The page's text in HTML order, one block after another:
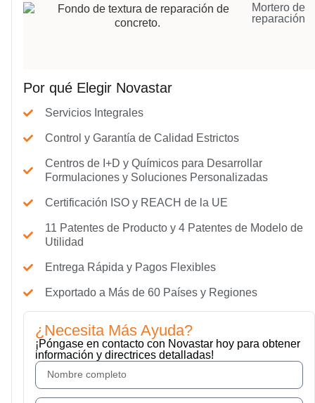
Mortero de
reparación
Por qué Elegir Novastar
Servicios Integrales
Control y Garantía de Calidad Estrictos
Centros de I+D y Químicos para Desarrollar
Formulaciones y Soluciones Personalizadas
Certificación ISO y REACH de la UE
11 Patentes de Producto y 4 Patentes de Modelo de
Utilidad
Entrega Rápida y Pagos Flexibles
Exportado a Más de 60 Países y Regiones
¿Necesita Más Ayuda?
¡Póngase en contacto con Novastar hoy para obtener
información y directrices detalladas!